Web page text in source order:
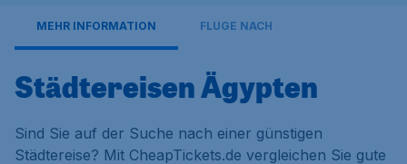
MEHR INFORMATION FLÜGE NACH
Städtereisen Ägypten
Sind Sie auf der Suche nach einer günstigen
Städtereise? Mit CheapTickets.de vergleichen Sie gute